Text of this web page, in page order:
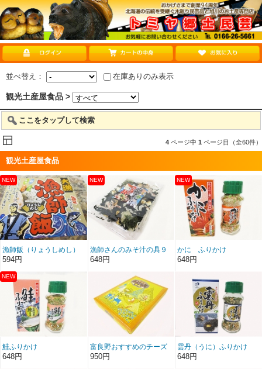
並べ替え： 在庫ありのみ表示
観光土産屋食品 >
ここをタップして検索
4 ページ中 1 ページ目（全60件）
観光土産屋食品
漁師飯（りょうしめし）
40ｇ
594円
漁師さんのみそ汁の具９
０g
648円
かに ふりかけ
648円
鮭ふりかけ
648円
富良野おすすめのチーズ
ケーキ
950円
雲丹（うに）ふりかけ
648円